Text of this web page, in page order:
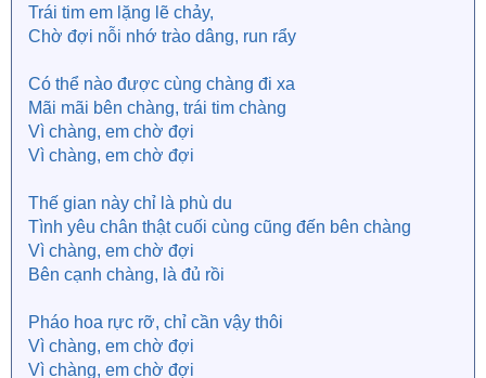
Trái tim em lặng lẽ chảy,
Chờ đợi nỗi nhớ trào dâng, run rẩy
Có thể nào được cùng chàng đi xa
Mãi mãi bên chàng, trái tim chàng
Vì chàng, em chờ đợi
Vì chàng, em chờ đợi
Thế gian này chỉ là phù du
Tình yêu chân thật cuối cùng cũng đến bên chàng
Vì chàng, em chờ đợi
Bên cạnh chàng, là đủ rồi
Pháo hoa rực rỡ, chỉ cần vậy thôi
Vì chàng, em chờ đợi
Vì chàng, em chờ đợi